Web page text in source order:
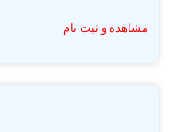
مشاهده و ثبت نام